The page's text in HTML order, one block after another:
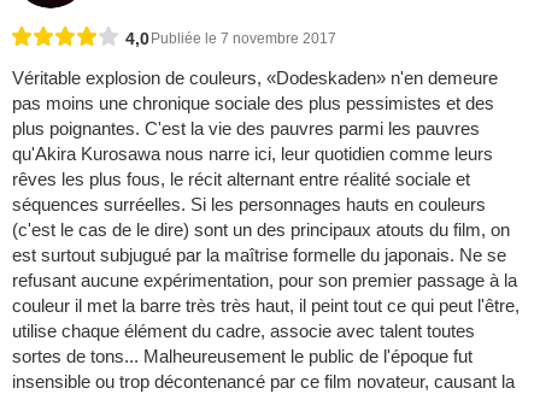
4,0 Publiée le 7 novembre 2017
Véritable explosion de couleurs, «Dodeskaden» n'en demeure
pas moins une chronique sociale des plus pessimistes et des
plus poignantes. C'est la vie des pauvres parmi les pauvres
qu'Akira Kurosawa nous narre ici, leur quotidien comme leurs
rêves les plus fous, le récit alternant entre réalité sociale et
séquences surréelles. Si les personnages hauts en couleurs
(c'est le cas de le dire) sont un des principaux atouts du film, on
est surtout subjugué par la maîtrise formelle du japonais. Ne se
refusant aucune expérimentation, pour son premier passage à la
couleur il met la barre très très haut, il peint tout ce qui peut l'être,
utilise chaque élément du cadre, associe avec talent toutes
sortes de tons... Malheureusement le public de l'époque fut
insensible ou trop décontenancé par ce film novateur, causant la